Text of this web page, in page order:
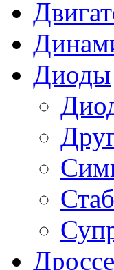
Диоды